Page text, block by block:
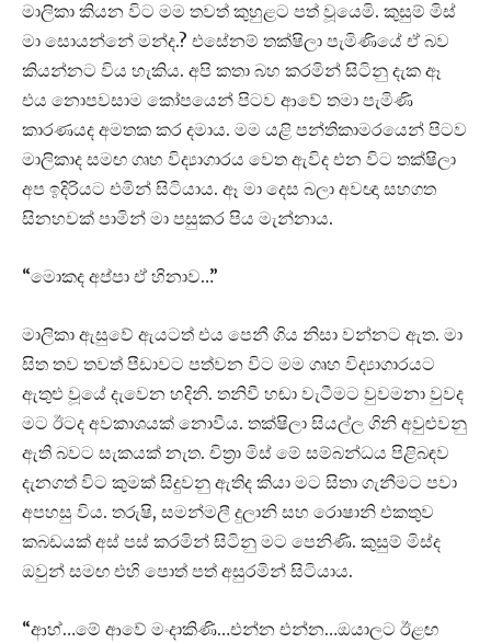
මාලිකා කියන විට මම තවත් කුහුළට පත් වූයෙමි. කුසුම් මිස්
මා සොයන්නේ මන්ද.? එසේනම් තක්ෂිලා පැමිණියේ ඒ බව
කියන්නට විය හැකිය. අපි කතා බහ කරමින් සිටිනු දැක ඈ
එය නොපවසාම කෝපයෙන් පිටව ආවේ තමා පැමිණි
කාරණයද අමතක කර දමාය. මම යළි පන්තිකාමරයෙන් පිටව
මාලිකාද සමඟ ගෘහ විද්‍යාගාරය වෙත ඇවිද එන විට තක්ෂිලා
අප ඉදිරියට එමින් සිටියාය. ඈ මා දෙස බලා අවඥා සහගත
සිනහවක් පාමින් මා පසුකර පිය මැන්නාය.
“මොකද අප්පා ඒ හිනාව…”
මාලිකා ඇසුවේ ඇයටත් එය පෙනී ගිය නිසා වන්නට ඇත. මා
සිත තව තවත් පීඩාවට පත්වන විට මම ගෘහ විද්‍යාගාරයට
ඇතුළු වූයේ දැවෙන හදිනි. තනිවී හඬා වැටීමට වුවමනා වුවද
මට ඊටද අවකාශයක් නොවීය. තක්ෂිලා සියල්ල ගිනි අවුළුවනු
ඇති බවට සැකයක් නැත. චිත්‍රා මිස් මේ සම්බන්ධය පිළිබඳව
දැනගත් විට කුමක් සිදුවනු ඇතිද කියා මට සිතා ගැනීමට පවා
අපහසු විය. තරුෂි, සමන්මලී දුලානි සහ රොෂානි එකතුව
කබඩයක් අස් පස් කරමින් සිටිනු මට පෙනිණි. කුසුම් මිස්ද
ඔවුන් සමඟ එහි පොත් පත් අසුරමින් සිටියාය.
“ආහ්…මේ ආවේ මංදාකිණි…එන්න එන්න…ඔයාලට ඊළඟ